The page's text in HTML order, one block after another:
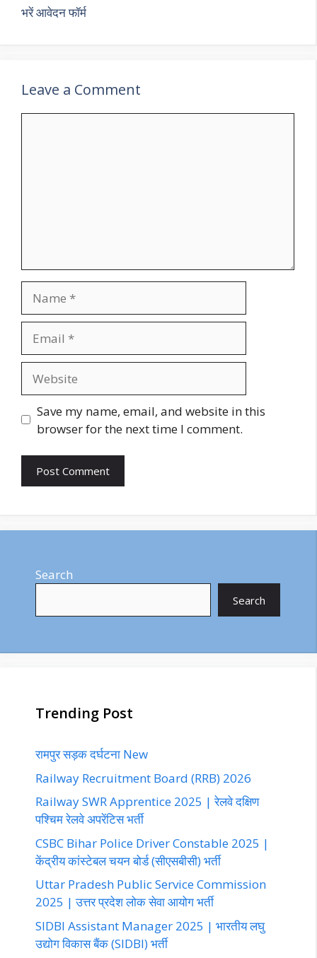
भरें आवेदन फॉर्म
Leave a Comment
Save my name, email, and website in this
browser for the next time I comment.
Search
Search
Trending Post
रामपुर सड़क दर्घटना New
Railway Recruitment Board (RRB) 2026
Railway SWR Apprentice 2025 | रेलवे दक्षिण
पश्चिम रेलवे अपरेंटिस भर्ती
CSBC Bihar Police Driver Constable 2025 |
केंद्रीय कांस्टेबल चयन बोर्ड (सीएसबीसी) भर्ती
Uttar Pradesh Public Service Commission
2025 | उत्तर प्रदेश लोक सेवा आयोग भर्ती
SIDBI Assistant Manager 2025 | भारतीय लघु
उद्योग विकास बैंक (SIDBI) भर्ती